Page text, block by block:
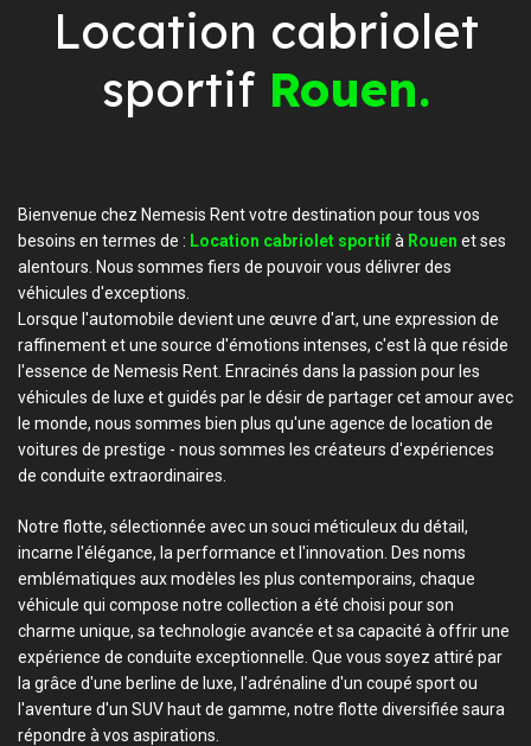
Location cabriolet
sportif Rouen.
Bienvenue chez Nemesis Rent votre destination pour tous vos
besoins en termes de : Location cabriolet sportifà Rouen et ses
alentours. Nous sommes fiers de pouvoir vous délivrer des
véhicules d'exceptions.
Lorsque l'automobile devient une œuvre d'art, une expression de
raffinement et une source d'émotions intenses, c'est là que réside
l'essence de Nemesis Rent. Enracinés dans la passion pour les
véhicules de luxe et guidés par le désir de partager cet amour avec
le monde, nous sommes bien plus qu'une agence de location de
voitures de prestige - nous sommes les créateurs d'expériences
de conduite extraordinaires.
Notre flotte, sélectionnée avec un souci méticuleux du détail,
incarne l'élégance, la performance et l'innovation. Des noms
emblématiques aux modèles les plus contemporains, chaque
véhicule qui compose notre collection a été choisi pour son
charme unique, sa technologie avancée et sa capacité à offrir une
expérience de conduite exceptionnelle. Que vous soyez attiré par
la grâce d'une berline de luxe, l'adrénaline d'un coupé sport ou
l'aventure d'un SUV haut de gamme, notre flotte diversifiée saura
répondre à vos aspirations.